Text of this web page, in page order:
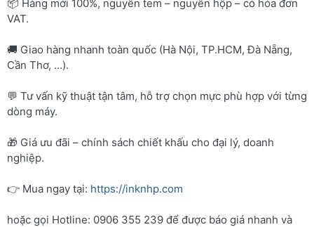
📦 Hàng mới 100%, nguyên tem – nguyên hộp – có hóa đơn
VAT.
🚚 Giao hàng nhanh toàn quốc (Hà Nội, TP.HCM, Đà Nẵng,
Cần Thơ, …).
💬 Tư vấn kỹ thuật tận tâm, hỗ trợ chọn mực phù hợp với từng
dòng máy.
🎁 Giá ưu đãi – chính sách chiết khấu cho đại lý, doanh
nghiệp.
👉 Mua ngay tại: https://inknhp.com
hoặc gọi Hotline: 0906 355 239 để được báo giá nhanh và